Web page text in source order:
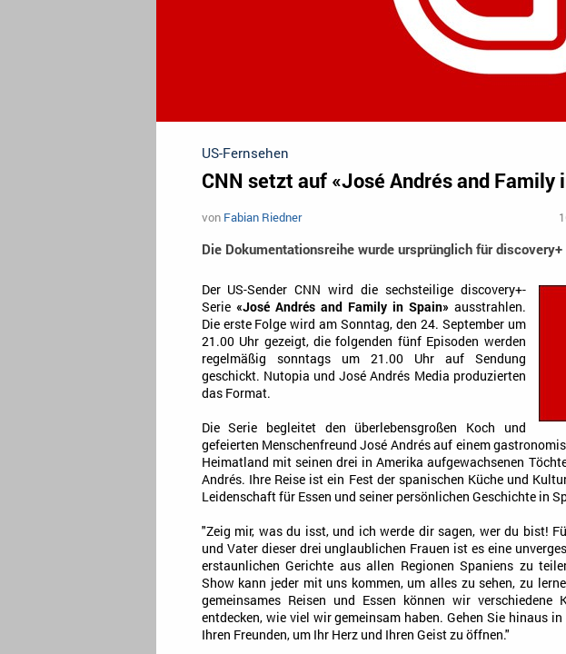
US-Fernsehen
CNN setzt auf «José Andrés and Family
von Fabian Riedner
Die Dokumentationsreihe wurde ursprünglich für
Der US-Sender CNN wird die sechsteilige discovery+-
Serie «José Andrés and Family in Spain» ausstrahlen.
Die erste Folge wird am Sonntag, den 24. September um
21.00 Uhr gezeigt, die folgenden fünf Episoden werden
regelmäßig sonntags um 21.00 Uhr auf Sendung
geschickt. Nutopia und José Andrés Media produzierten
das Format.
Die Serie begleitet den überlebensgroßen Koch und
gefeierten Menschenfreund José Andrés auf einem
Heimatland mit seinen drei in Amerika aufgewachsenen
Andrés. Ihre Reise ist ein Fest der spanischen Küche und
Leidenschaft für Essen und seiner persönlichen Geschichte in
"Zeig mir, was du isst, und ich werde dir sagen, wer du bist!
und Vater dieser drei unglaublichen Frauen ist es eine
erstaunlichen Gerichte aus allen Regionen Spaniens zu
Show kann jeder mit uns kommen, um alles zu sehen, zu
gemeinsames Reisen und Essen können wir verschiedene
entdecken, wie viel wir gemeinsam haben. Gehen Sie hinaus
Ihren Freunden, um Ihr Herz und Ihren Geist zu öffnen."